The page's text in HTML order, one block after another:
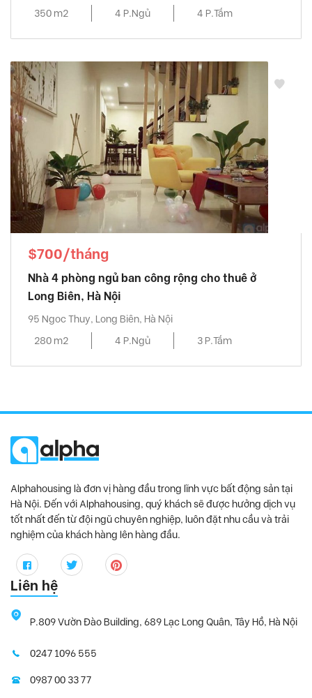
350 m2
4 P.Ngủ 4 P.Tắm
$700/tháng
Nhà 4 phòng ngủ ban công rộng cho thuê ở
Long Biên, Hà Nội
95 Ngoc Thuy, Long Biên, Hà Nội
280 m2
4 P.Ngủ 3 P.Tắm
Alphahousing là đơn vị hàng đầu trong lĩnh vực bất động sản tại
Hà Nội. Đến với Alphahousing, quý khách sẽ được hưởng dịch vụ
tốt nhất đến từ đội ngũ chuyên nghiệp, luôn đặt nhu cầu và trải
nghiệm của khách hàng lên hàng đầu.
Liên hệ
P.809 Vườn Đào Building, 689 Lạc Long Quân, Tây Hồ, Hà Nội
0247 1096 555
0987 00 33 77